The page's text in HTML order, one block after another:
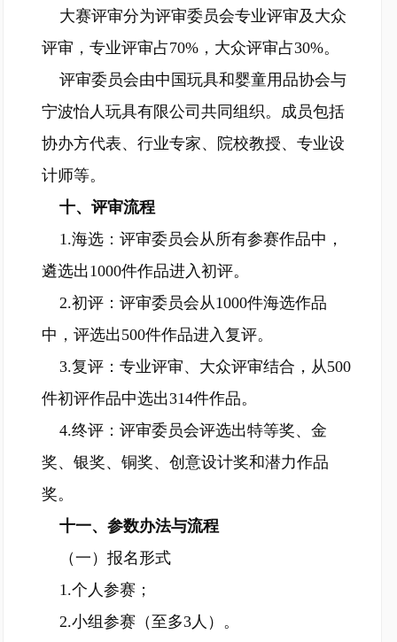
大赛评审分为评审委员会专业评审及大众
评审，专业评审占70%，大众评审占30%。
评审委员会由中国玩具和婴童用品协会与
宁波怡人玩具有限公司共同组织。成员包括
协办方代表、行业专家、院校教授、专业设
计师等。
十、评审流程
1.海选：评审委员会从所有参赛作品中，
遴选出1000件作品进入初评。
2.初评：评审委员会从1000件海选作品
中，评选出500件作品进入复评。
3.复评：专业评审、大众评审结合，从500
件初评作品中选出314件作品。
4.终评：评审委员会评选出特等奖、金
奖、银奖、铜奖、创意设计奖和潜力作品
奖。
十一、参数办法与流程
（一）报名形式
1.个人参赛；
2.小组参赛（至多3人）。